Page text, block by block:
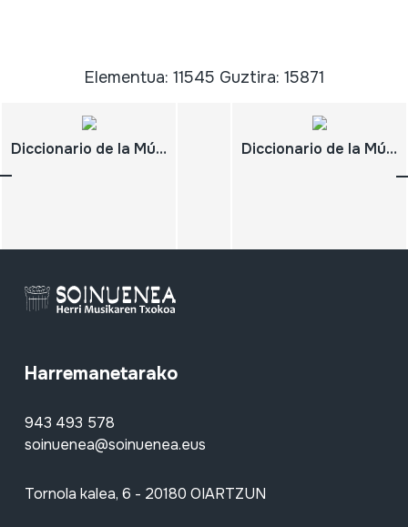
Elementua: 11545 Guztira: 15871
Diccionario de la Música Española e Hispanoamericana. Tomo V. Faura-Guataca ; Diccionario de la Música Española e Hispanoamericana. Tomo III. Canción-Corell ;
Harremanetarako
943 493 578
soinuenea@soinuenea.eus
Tornola kalea, 6 - 20180 OIARTZUN